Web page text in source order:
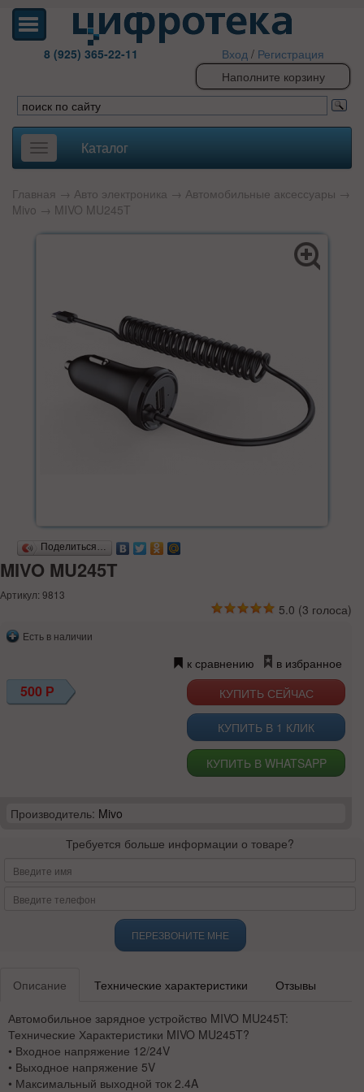
8 (925) 365-22-11 Вход / Регистрация
Наполните корзину
Toggle
navigation
Каталог
Главная → Авто электроника → Автомобильные аксессуары →
Mivo → MIVO MU245T
Поделиться…
MIVO MU245T
Артикул: 9813
5.0 (3 голоса)
Есть в наличии
к сравнению в избранное
500 Р
КУПИТЬ В 1 КЛИК
КУПИТЬ В WHATSAPP
Производитель: Mivo
Требуется больше информации о товаре?
ПЕРЕЗВОНИТЕ МНЕ
Описание Технические характеристики Отзывы
Автомобильное зарядное устройство MIVO MU245T:
Технические Характеристики MIVO MU245T?
• Входное напряжение 12/24V
• Выходное напряжение 5V
• Максимальный выходной ток 2.4A